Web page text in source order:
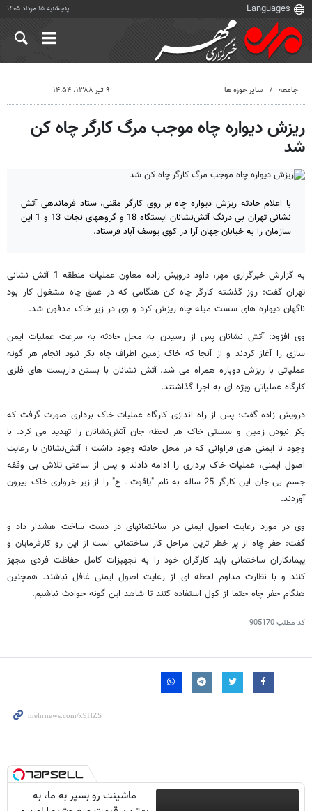
پنجشنبه ۱۵ مرداد ۱۴۰۵
جامعه سایر حوزه ها ۹ تیر ۱۳۸۸، ۱۴:۵۴
ریزش دیواره چاه موجب مرگ کارگر چاه کن
شد
با اعلام حادثه ریزش دیواره چاه بر روی کارگر مقنی، ستاد فرماندهی آتش
‌نشانی تهران بی درنگ آتش‌نشانان ایستگاه 18 و گروههای نجات 13 و 1 این
سازمان را به خیابان جهان آرا در کوی یوسف آباد فرستاد.
به گزارش خبرگزاری مهر، داود درویش زاده معاون عملیات منطقه 1 آتش ‌نشانی
تهران گفت: روز گذشته کارگر چاه کن هنگامی که در عمق چاه مشغول کار بود
ناگهان دیواره های سست میله چاه ریزش کرد و وی در زیر خاک مدفون شد.
وی افزود: آتش ‌نشانان پس از رسیدن به محل حادثه به سرعت عملیات ایمن
سازی را آغاز کردند و از آنجا که خاک زمین اطراف چاه بکر نبود انجام هر گونه
عملیاتی با ریزش دوباره همراه می شد. آتش ‌نشانان با بستن داربست های فلزی
کارگاه عملیاتی ویژه ای به اجرا گذاشتند.
درویش زاده گفت: پس از راه اندازی کارگاه عملیات خاک برداری صورت گرفت که
بکر نبودن زمین و سستی خاک هر لحظه جان آتش‌نشانان را تهدید می کرد. با
وجود نا ایمنی های فراوانی که در محل حادثه وجود داشت ؛ آتش‌نشانان با رعایت
اصول ایمنی، عملیات خاک برداری را ادامه دادند و پس از ساعتی تلاش بی وقفه
جسم بی جان این کارگر 25 ساله به نام "یاقوت ـ ح" را از زیر خرواری خاک بیرون
آوردند.
وی در مورد رعایت اصول ایمنی در ساختمانهای در دست ساخت هشدار داد و
گفت: حفر چاه از پر خطر ترین مراحل کار ساختمانی است از این رو کارفرمایان و
پیمانکاران ساختمانی باید کارگران خود را به تجهیزات کامل حفاظت فردی مجهز
کنند و با نظارت مداوم لحظه ای از رعایت اصول ایمنی غافل نباشند. همچنین
هنگام حفر چاه حتما از کول استفاده کنند تا شاهد این گونه حوادث نباشیم.
کد مطلب905170
ماشینت رو بسپر به ما، به